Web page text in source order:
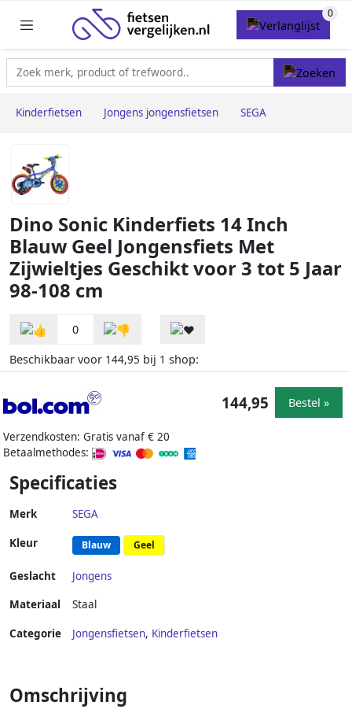
Kinderfietsen Jongens jongensfietsen SEGA
Dino Sonic Kinderfiets 14 Inch
Blauw Geel Jongensfiets Met
Zijwieltjes Geschikt voor 3 tot 5 Jaar
98-108 cm
0
Beschikbaar voor 144,95 bij 1 shop:
Verzendkosten: Gratis vanaf € 20
Betaalmethodes:
144,95 Bestel »
Specificaties
Merk SEGA
Kleur Blauw Geel
Geslacht
Jongens
Materiaal
Staal
Categorie Jongensfietsen, Kinderfietsen
Omschrijving